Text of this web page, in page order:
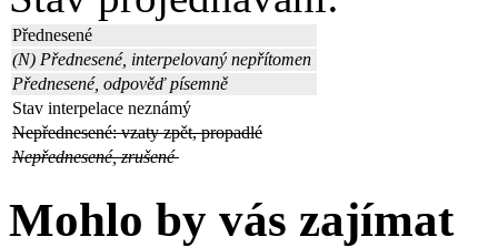
Přednesené
(N) Přednesené, interpelovaný nepřítomen
Přednesené, odpověď písemně
Stav interpelace neznámý
Nepřednesené: vzaty zpět, propadlé
Nepřednesené, zrušené
Mohlo by vás zajímat